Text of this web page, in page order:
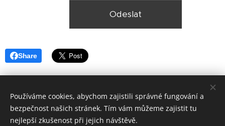
Odeslat
Share
Používáme cookies, abychom zajistili správné fungování a
bezpečnost našich stránek. Tím vám můžeme zajistit tu
nejlepší zkušenost při jejich návštěvě.